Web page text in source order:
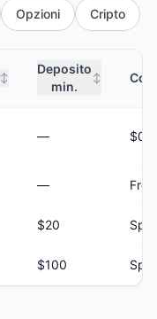
Opzioni Cripto
↕
Deposito
min.
↕
—
—
$20
$100